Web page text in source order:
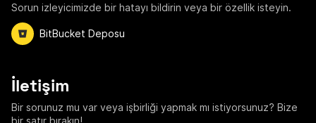
Sorun izleyicimizde bir hatayı bildirin veya bir özellik isteyin.
BitBucket Deposu
İletişim
Bir sorunuz mu var veya işbirliği yapmak mı istiyorsunuz? Bize
bir satır bırakın!